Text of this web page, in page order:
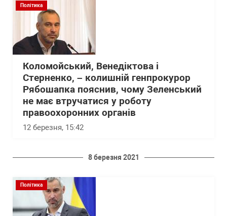
Політика
Коломойський, Венедіктова і
Стерненко, – колишній генпрокурор
Рябошапка пояснив, чому Зеленський
не має втручатися у роботу
правоохоронних органів
12 березня, 15:42
8 березня 2021
Політика